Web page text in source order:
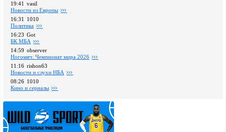
19:41 vasil
Новости из Европы
16:31
1010
Политика
16:23 Got
БК МБА
14:59 observer
Ногомяч: Чемпионат мира 2026
11:16 rishon63
Новости и слухи НБА
08:26 1010
Кино и сериалы